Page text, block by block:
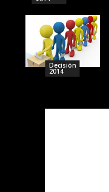
Decisión
2014